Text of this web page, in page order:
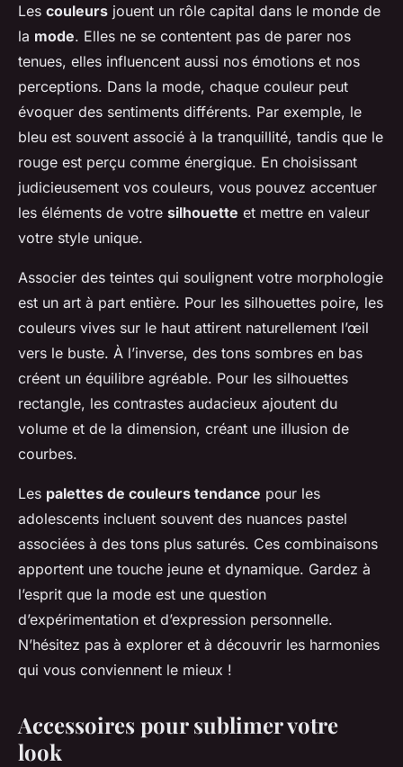
Les couleurs jouent un rôle capital dans le monde de
la mode. Elles ne se contentent pas de parer nos
tenues, elles influencent aussi nos émotions et nos
perceptions. Dans la mode, chaque couleur peut
évoquer des sentiments différents. Par exemple, le
bleu est souvent associé à la tranquillité, tandis que le
rouge est perçu comme énergique. En choisissant
judicieusement vos couleurs, vous pouvez accentuer
les éléments de votre silhouette et mettre en valeur
votre style unique.
Associer des teintes qui soulignent votre morphologie
est un art à part entière. Pour les silhouettes poire, les
couleurs vives sur le haut attirent naturellement l’œil
vers le buste. À l’inverse, des tons sombres en bas
créent un équilibre agréable. Pour les silhouettes
rectangle, les contrastes audacieux ajoutent du
volume et de la dimension, créant une illusion de
courbes.
Les palettes de couleurs tendance pour les
adolescents incluent souvent des nuances pastel
associées à des tons plus saturés. Ces combinaisons
apportent une touche jeune et dynamique. Gardez à
l’esprit que la mode est une question
d’expérimentation et d’expression personnelle.
N’hésitez pas à explorer et à découvrir les harmonies
qui vous conviennent le mieux !
Accessoires pour sublimer votre
look